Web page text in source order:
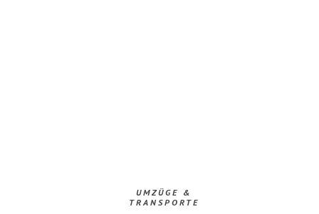
UMZÜGE &
TRANSPORTE